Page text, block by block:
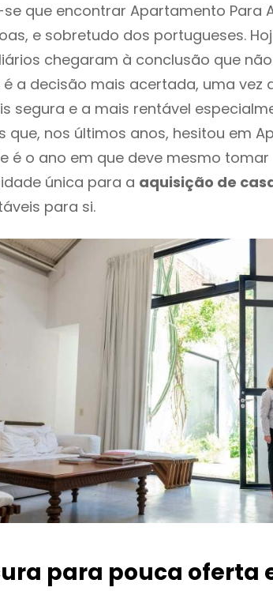
que encontrar Apartamento Para
e sobretudo dos portugueses.
chegaram à conclusão que
a decisão mais acertada, uma vez
segura e a mais rentável
que, nos últimos anos, hesitou em
é o ano em que deve mesmo
única para a aquisição de
para si.
para pouca oferta